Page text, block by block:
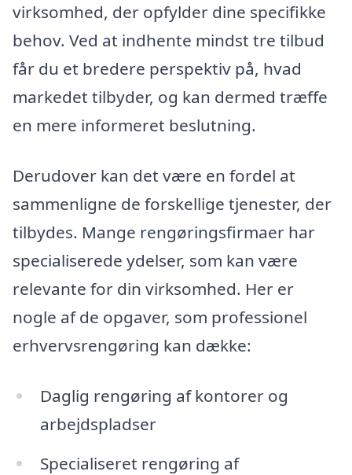
virksomhed, der opfylder dine specifikke
behov. Ved at indhente mindst tre tilbud
får du et bredere perspektiv på, hvad
markedet tilbyder, og kan dermed træffe
en mere informeret beslutning.
Derudover kan det være en fordel at
sammenligne de forskellige tjenester, der
tilbydes. Mange rengøringsfirmaer har
specialiserede ydelser, som kan være
relevante for din virksomhed. Her er
nogle af de opgaver, som professionel
erhvervsrengøring kan dække:
Daglig rengøring af kontorer og
arbejdspladser
Specialiseret rengøring af